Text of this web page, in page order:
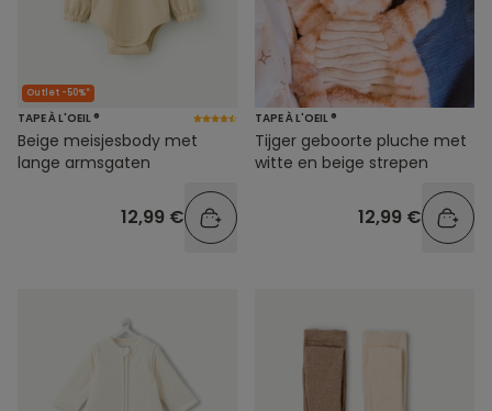
Outlet -50%*
TAPE À L'OEIL ®
Beige meisjesbody met
lange armsgaten
12,99 €
TAPE À L'OEIL ®
Tijger geboorte pluche met
witte en beige strepen
12,99 €